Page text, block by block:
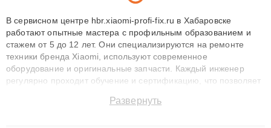
В сервисном центре hbr.xiaomi-profi-fix.ru в Хабаровске
работают опытные мастера с профильным образованием и
стажем от 5 до 12 лет. Они специализируются на ремонте
техники бренда Xiaomi, используют современное
оборудование и оригинальные запчасти. Каждый инженер
регулярно проходит обучение и сертификацию, что позволяет
технику с сохранением гарантии до 3 лет. Наши мастера
Развернуть